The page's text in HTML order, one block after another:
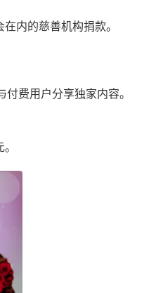
内的慈善机构捐款。
费用户分享独家内容。